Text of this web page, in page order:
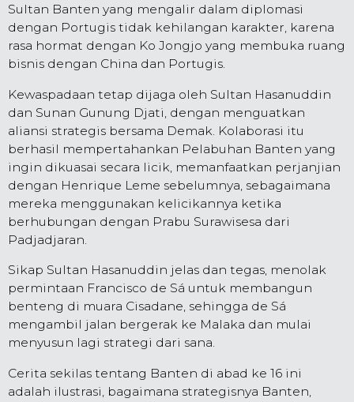
Sultan Banten yang mengalir dalam diplomasi
dengan Portugis tidak kehilangan karakter, karena
rasa hormat dengan Ko Jongjo yang membuka ruang
bisnis dengan China dan Portugis.
Kewaspadaan tetap dijaga oleh Sultan Hasanuddin
dan Sunan Gunung Djati, dengan menguatkan
aliansi strategis bersama Demak. Kolaborasi itu
berhasil mempertahankan Pelabuhan Banten yang
ingin dikuasai secara licik, memanfaatkan perjanjian
dengan Henrique Leme sebelumnya, sebagaimana
mereka menggunakan kelicikannya ketika
berhubungan dengan Prabu Surawisesa dari
Padjadjaran.
Sikap Sultan Hasanuddin jelas dan tegas, menolak
permintaan Francisco de Sá untuk membangun
benteng di muara Cisadane, sehingga de Sá
mengambil jalan bergerak ke Malaka dan mulai
menyusun lagi strategi dari sana.
Cerita sekilas tentang Banten di abad ke 16 ini
adalah ilustrasi, bagaimana strategisnya Banten,